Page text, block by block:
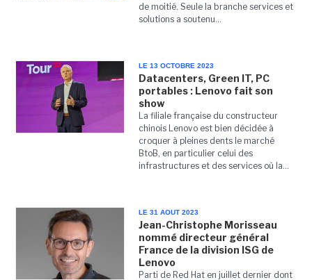
de moitié. Seule la branche services et
solutions a soutenu...
LE 13 OCTOBRE 2023
Datacenters, Green IT, PC
portables : Lenovo fait son
show
La filiale française du constructeur
chinois Lenovo est bien décidée à
croquer à pleines dents le marché
BtoB, en particulier celui des
infrastructures et des services où la...
LE 31 AOUT 2023
Jean-Christophe Morisseau
nommé directeur général
France de la division ISG de
Lenovo
Parti de Red Hat en juillet dernier dont